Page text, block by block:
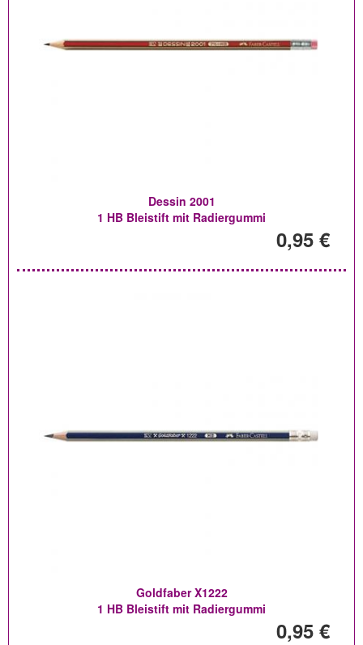
Dessin 2001
1 HB Bleistift mit Radiergummi
0,95 €
Goldfaber X1222
1 HB Bleistift mit Radiergummi
0,95 €